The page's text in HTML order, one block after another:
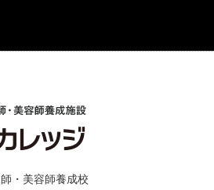
・美容師養成校